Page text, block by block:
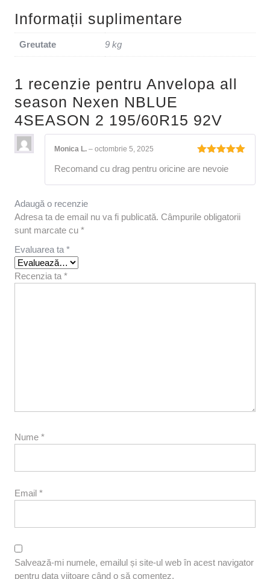
Informații suplimentare
Greutate 9 kg
1 recenzie pentru Anvelopa all
season Nexen NBLUE
4SEASON 2 195/60R15 92V
5 din 5
Monica L. – octombrie 5, 2025
Recomand cu drag pentru oricine are nevoie
Adaugă o recenzie
Adresa ta de email nu va fi publicată. Câmpurile obligatorii
sunt marcate cu *
Evaluarea ta *
Recenzia ta *
Nume *
Email *
Salvează-mi numele, emailul și site-ul web în acest navigator
pentru data viitoare când o să comentez.